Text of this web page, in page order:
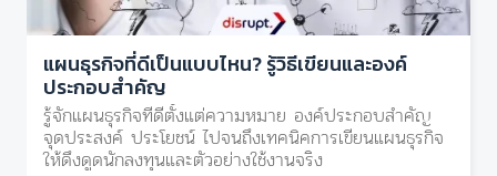
แผนธุรกิจที่ดีเป็นแบบไหน? รู้วิธีเขียนและองค์
ประกอบสำคัญ
รู้จักแผนธุรกิจที่ดีตั้งแต่ความหมาย องค์ประกอบสำคัญ
จุดประสงค์ ประโยชน์ ไปจนถึงเทคนิคการเขียนแผนธุรกิจ
ให้ดึงดูดนักลงทุนและตัวอย่างใช้งานจริง